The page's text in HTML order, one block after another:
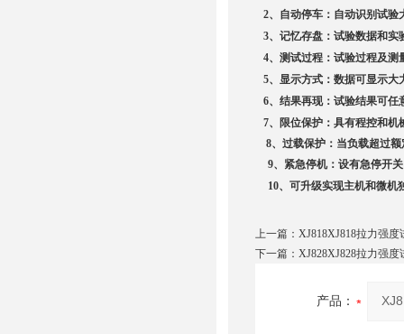
2、自动停车：自动识别试验
3、记忆存盘：试验数据和
4、测试过程：试验过程及
5、显示方式：数据可显示大
6、结果再现：试验结果可任
7、限位保护：具有程控和机
8、过载保护：当负载超过
9、紧急停机：设有急停开
10、可升级实现主机和微机
上一篇： XJ818XJ818拉力强度
下一篇： XJ828XJ828拉力强度
产品：